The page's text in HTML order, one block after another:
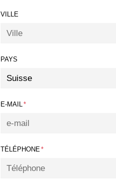
VILLE
PAYS
E-MAIL*
TÉLÉPHONE*